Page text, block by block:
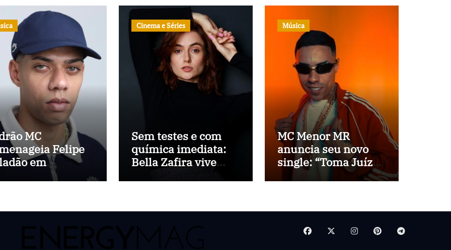
MC
Felipe
em
Cinema e Séries
Sem testes e com
química imediata:
Bella Zafira vive
Música
MC Menor MR
anuncia seu novo
single: “Toma Juízo